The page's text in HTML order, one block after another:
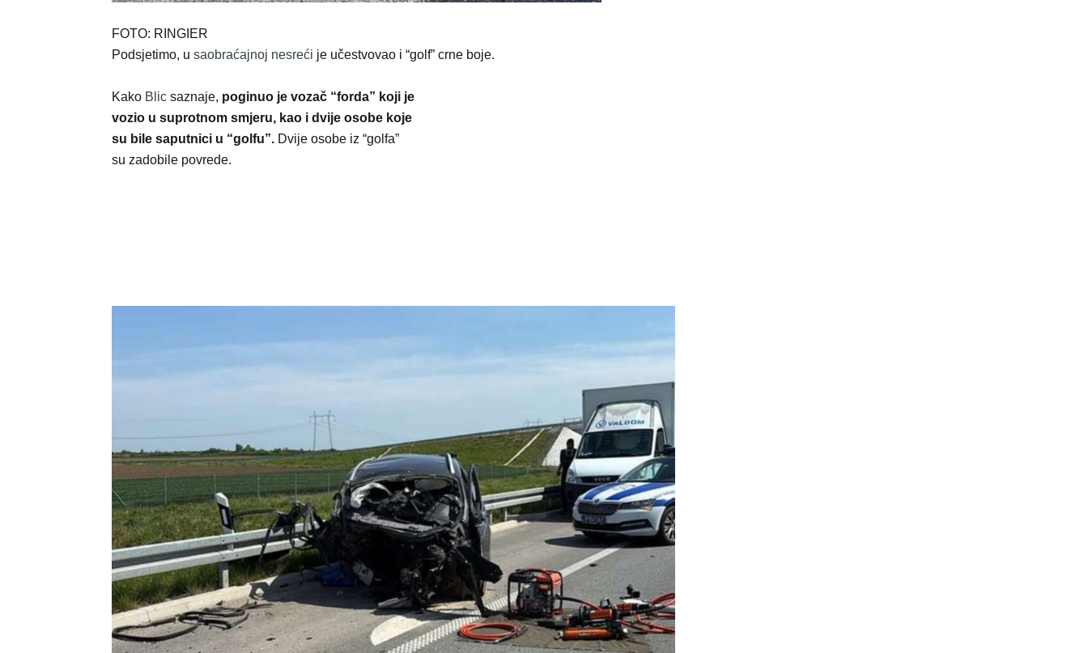
FOTO: RINGIER
Podsjetimo, u saobraćajnoj nesreći je učestvovao i “golf” crne boje.
Kako Blic saznaje, poginuo je vozač “forda” koji je
vozio u suprotnom smjeru, kao i dvije osobe koje
su bile saputnici u “golfu”. Dvije osobe iz “golfa”
su zadobile povrede.